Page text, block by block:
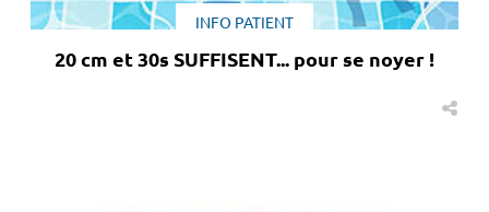
INFO PATIENT
20 cm et 30s SUFFISENT... pour se noyer !